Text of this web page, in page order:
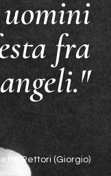
uomini
fra
Rettori (Giorgio)